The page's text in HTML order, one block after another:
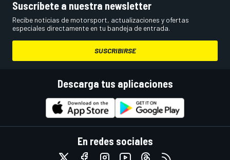
Suscríbete a nuestra newsletter
Recibe noticias de motorsport, actualizaciones y ofertas
especiales directamente en tu bandeja de entrada.
SUSCRIBIRSE
Descarga tus aplicaciones
En redes sociales